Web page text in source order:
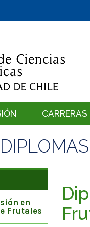
CARRERAS
en
Frutales